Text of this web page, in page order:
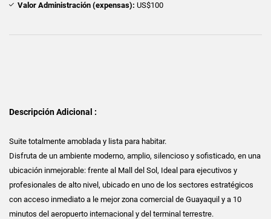
Valor Administración (expensas): US$100
Descripción Adicional :
Suite totalmente amoblada y lista para habitar.
Disfruta de un ambiente moderno, amplio, silencioso y sofisticado, en una
ubicación inmejorable: frente al Mall del Sol, Ideal para ejecutivos y
profesionales de alto nivel, ubicado en uno de los sectores estratégicos
con acceso inmediato a le mejor zona comercial de Guayaquil y a 10
minutos del aeropuerto internacional y del terminal terrestre.